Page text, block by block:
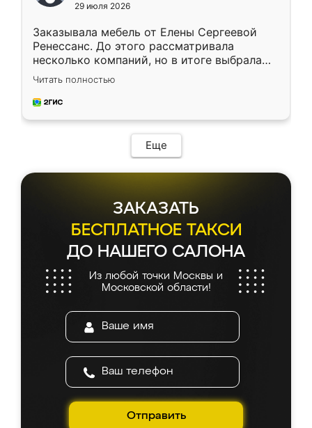
29 июля 2026
Заказывала мебель от Елены Сергеевой
Ренессанс. До этого рассматривала
несколько компаний, но в итоге выбрала
эту. Сначала обговорили условия, потом
приехал замерщик, всё спокойно объяснил
и снял размеры. Изготовили в срок, с
мебель сразу встала на свое место без
каких-либо доработок. Качеством осталась
довольна, все выглядит так, как и ожидала.
Читать полностью
Еще
ЗАКАЗАТЬ
БЕСПЛАТНОЕ ТАКСИ
ДО НАШЕГО САЛОНА
Из любой точки Москвы и
Московской области!
Отправить